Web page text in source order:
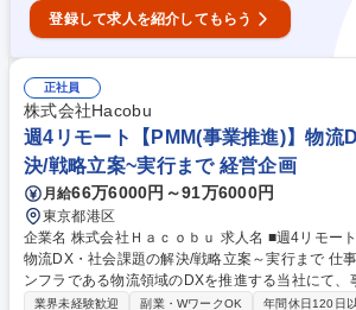
登録して求人を紹介してもらう
正社員
株式会社Hacobu
週4リモート【PMM(事業推進)】物流
決/戦略立案~実行まで 経営企画
月給66万6000円～91万6000円
東京都港区
企業名 株式会社Ｈａｃｏｂｕ 求人名 ■週4リモート【PMM（事業推進）】
物流DX・社会課題の解決/戦略立案～実行まで 仕事の内容 ■日本の社会イ
ンフラである物流領域のDXを推進する当社にて、
Mをご担当。PdMやエンタープライズ営業チーム
業界未経験歓迎 副業・WワークOK 年間休日120日